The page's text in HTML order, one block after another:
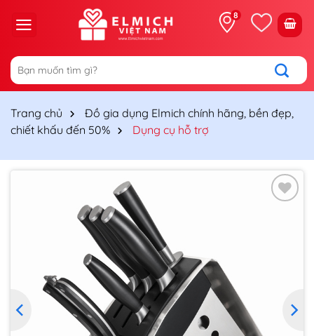
đến
dung
8
Tìm
kiếm:
Trang chủ
Đồ gia dụng Elmich chính hãng, bền đẹp,
chiết khấu đến 50%
Dụng cụ hỗ trợ